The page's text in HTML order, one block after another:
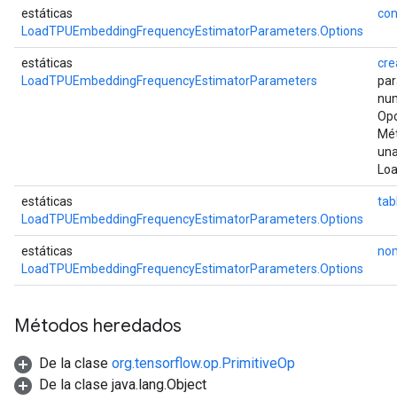
estáticas
LoadTPUEmbeddingFrequencyEstimatorParameters.Options
estáticas
LoadTPUEmbeddingFrequencyEstimatorParameters
estáticas
LoadTPUEmbeddingFrequencyEstimatorParameters.Options
estáticas
LoadTPUEmbeddingFrequencyEstimatorParameters.Options
Métodos heredados
De la clase org.tensorflow.op.PrimitiveOp
De la clase java.lang.Object